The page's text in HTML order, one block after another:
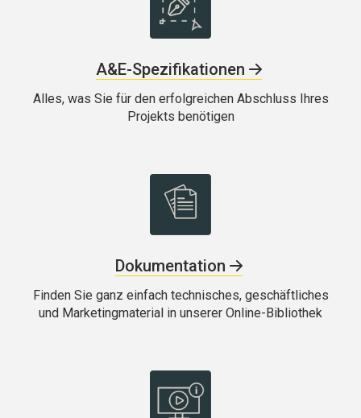
A&E-Spezifikationen
Alles, was Sie für den erfolgreichen Abschluss Ihres
Projekts benötigen
Dokumentation
Finden Sie ganz einfach technisches, geschäftliches
und Marketingmaterial in unserer Online-Bibliothek